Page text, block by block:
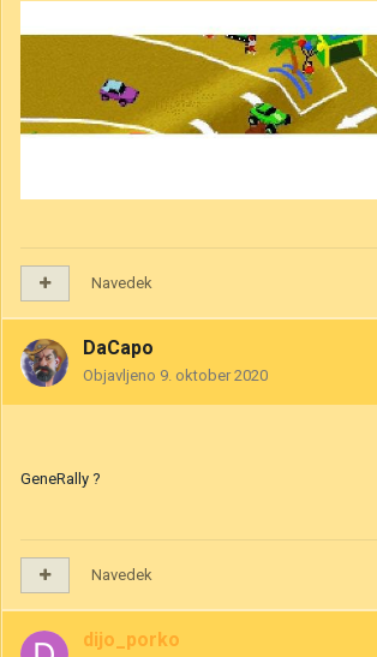
Navedek
DaCapo
Objavljeno 9. oktober 2020
GeneRally ?
Navedek
dijo_porko